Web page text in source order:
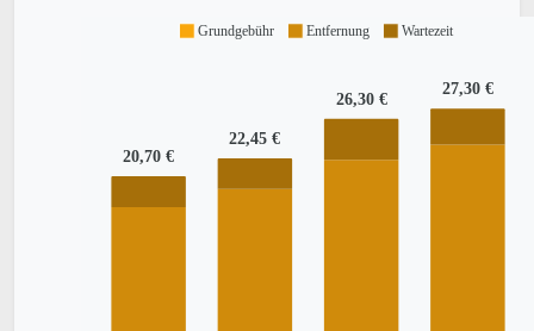
20,70 €
22,45 €
26,30 €
27,30 €
Grundgebühr Entfernung Wartezeit